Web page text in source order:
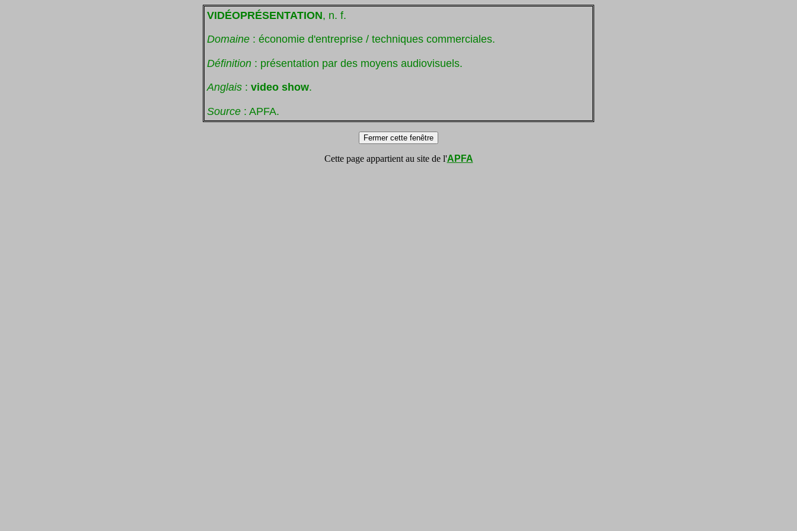
VIDÉOPRÉSENTATION, n. f.
Domaine : économie d'entreprise / techniques commerciales.
Définition : présentation par des moyens audiovisuels.
Anglais : video show.
Source : APFA.
Cette page appartient au site de l'APFA